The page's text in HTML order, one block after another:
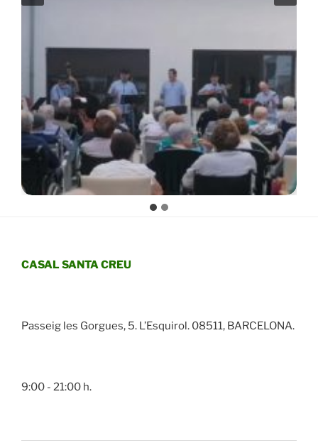
CASAL SANTA CREU
Passeig les Gorgues, 5. L’Esquirol. 08511, BARCELONA.
9:00 - 21:00 h.